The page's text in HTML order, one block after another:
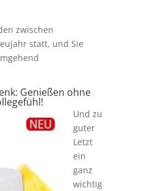
zwischen
statt, und Sie
Genießen ohne
Und zu
guter
Letzt
ein
ganz
wichtig